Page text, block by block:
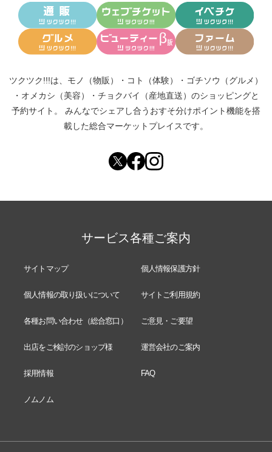
ツクツク!!!は、 モノ（物販） ・ コト（体験） ・ ゴチソウ（グルメ）
・ オメカシ（美容） ・ チョクバイ（産地直送） のショッピングと
予約サイト。
みんなでシェアし合う おすそ分けポイント機能を搭
載した総合マーケットプレイスです。
サービス各種ご案内
サイトマップ 個人情報保護方針
個人情報の取り扱いについて サイトご利用規約
各種お問い合わせ（総合窓口） ご意見・ご要望
出店をご検討のショップ様 運営会社のご案内
採用情報 FAQ
ノムノム